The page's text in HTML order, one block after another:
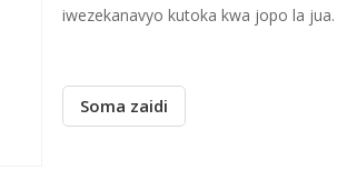
iwezekanavyo kutoka kwa jopo la jua.
Soma zaidi